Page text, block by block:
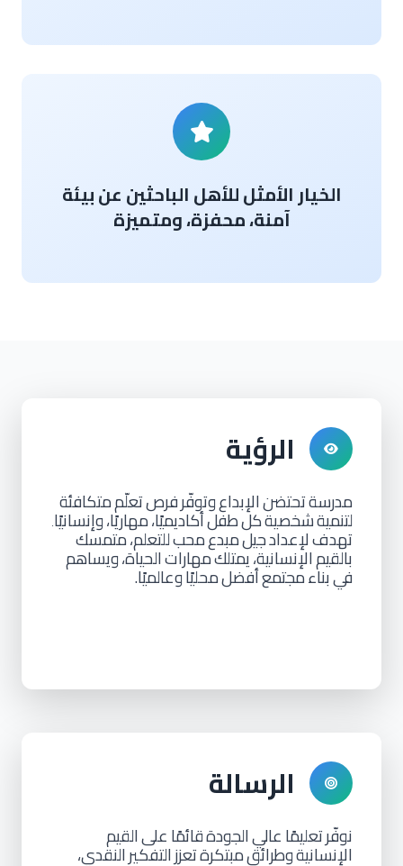
الخيار الأمثل للأهل الباحثين عن بيئة
آمنة، محفزة، ومتميزة
الرؤية
مدرسةتحتضنالإبداعوتوفّرفرصتعلّممتكافئة
لتنميةشخصيةكلطفلأكاديميًا،مهاريًا،وإنسانيًا.
تهدفلإعدادجيلمبدعمحبللتعلم،متمسك
بالقيمالإنسانية،يمتلكمهاراتالحياة،ويساهم
في بناءمجتمعأفضلمحليًاوعالميًا.
الرسالة
نوفّرتعليمًاعالي الجودةقائمًاعلى القيم
الإنسانيةوطرائقمبتكرةتعززالتفكيرالنقدي،